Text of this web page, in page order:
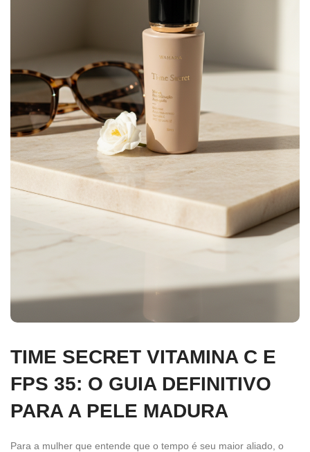
TIME SECRET VITAMINA C E
FPS 35: O GUIA DEFINITIVO
PARA A PELE MADURA
Para a mulher que entende que o tempo é seu maior aliado, o